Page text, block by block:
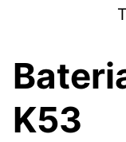
K53